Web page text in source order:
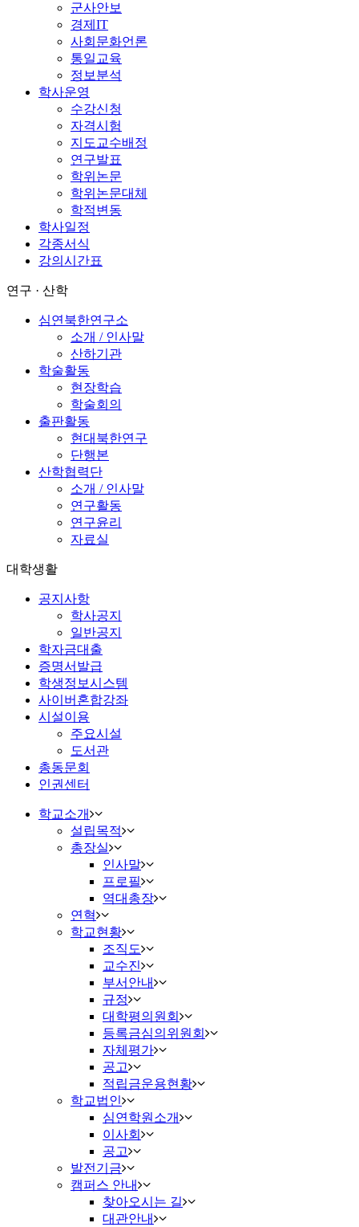
군사안보
경제IT
사회문화언론
통일교육
정보분석
학사운영
수강신청
자격시험
지도교수배정
연구발표
학위논문
학위논문대체
학적변동
학사일정
각종서식
강의시간표
연구 · 산학
심연북한연구소
소개 / 인사말
산하기관
학술활동
현장학습
학술회의
출판활동
현대북한연구
단행본
산학협력단
소개 / 인사말
연구활동
연구윤리
자료실
대학생활
공지사항
학사공지
일반공지
학자금대출
증명서발급
학생정보시스템
사이버혼합강좌
시설이용
주요시설
도서관
총동문회
인권센터
학교소개
설립목적
총장실
인사말
프로필
역대총장
연혁
학교현황
조직도
교수진
부서안내
규정
대학평의원회
등록금심의위원회
자체평가
공고
적립금운용현황
학교법인
심연학원소개
이사회
공고
발전기금
캠퍼스 안내
찾아오시는 길
대관안내